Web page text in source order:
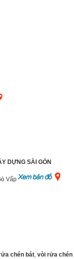
DỰNG SÀI GÒN
Vấp
chén bát, vòi rửa chén